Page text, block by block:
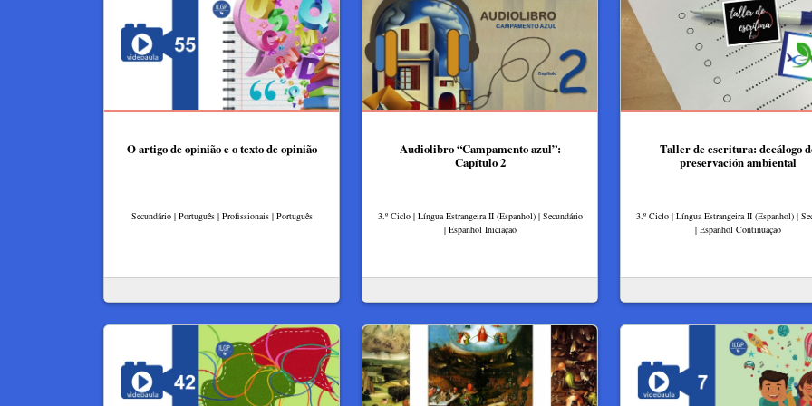
O artigo de opinião e o texto de opinião
Secundário | Português | Profissionais | Português
Audiolibro “Campamento azul”:
Capítulo 2
3.º Ciclo | Língua Estrangeira II (Espanhol) | Secundário
| Espanhol Iniciação
Taller de escritura: decálogo
preservación ambiental
3.º Ciclo | Língua Estrangeira II (Espanhol) |
| Espanhol Continuação